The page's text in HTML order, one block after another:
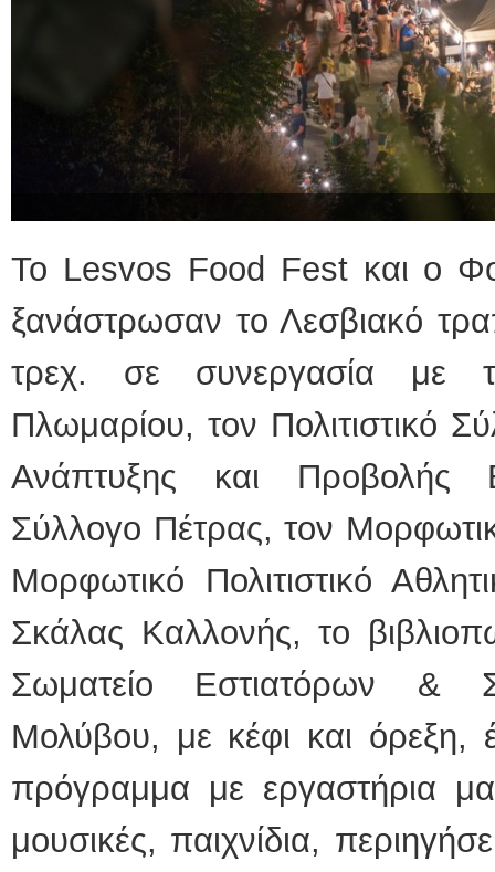
Το Lesvos Food Fest και ο
ξανάστρωσαν το Λεσβιακό
τρεχ. σε συνεργασία με
Πλωμαρίου, τον Πολιτιστικό
Ανάπτυξης και Προβολής
Σύλλογο Πέτρας, τον
Μορφωτικό Πολιτιστικό
Σκάλας Καλλονής, το
Σωματείο Εστιατόρων &
Μολύβου, με κέφι και όρεξη,
πρόγραμμα με εργαστήρια
μουσικές, παιχνίδια,